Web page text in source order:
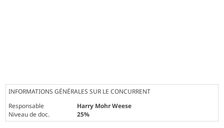
INFORMATIONS GÉNÉRALES SUR LE CONCURRENT
Responsable
Harry Mohr Weese
Niveau de doc.
25%